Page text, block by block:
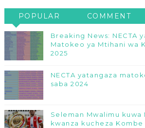
POPULAR COMMENT
Breaking News: NECTA
Matokeo ya Mtihani wa
2025
NECTA yatangaza
saba 2024
Seleman Mwalimu kuwa
kwanza kucheza